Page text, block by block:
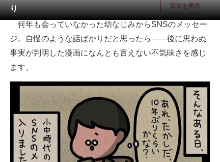
メディア
注目記事を集めた総合ページ
ITの今と未来を見通す
進化するPCとデバイスの未来
好きが集まる 比べて選べる
ビジネスと働き方のヒント
AI活用のいまが分かる
り
目次を表示
何年も会っていなかった幼なじみからSNSのメッセー
ジ。自慢のような話ばかりだと思ったら――後に思わぬ
事実が判明した漫画になんとも言えない不気味さを感じ
ます。